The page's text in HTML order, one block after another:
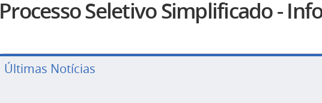
Processo Seletivo Simplificado -
Últimas Notícias